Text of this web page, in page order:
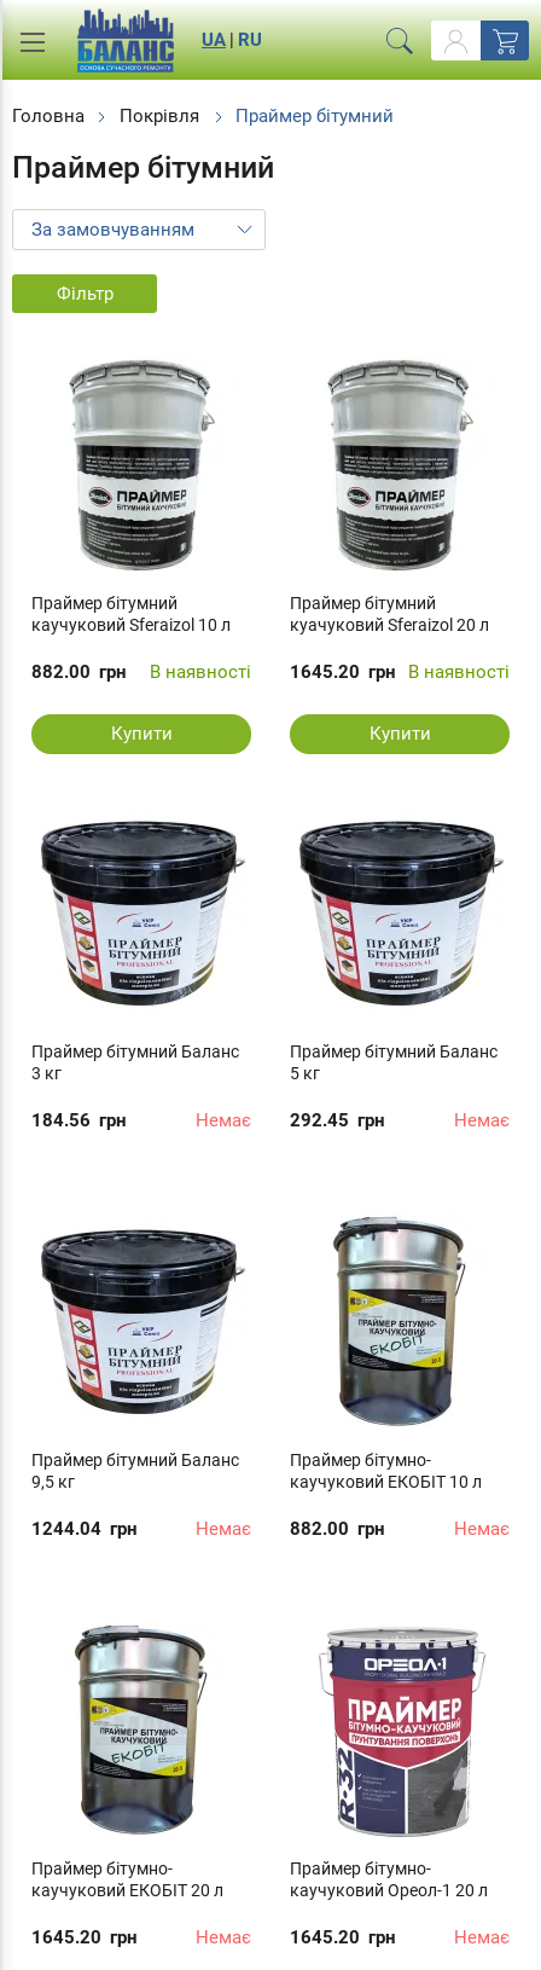
RU
|
UA
Головна Покрівля Праймер бітумний
Праймер бітумний
Фільтр
Праймер бітумний
каучуковий Sferaizol 10 л
882.00 грн В наявності
Купити
Праймер бітумний
куачуковий Sferaizol 20 л
1645.20 грн В наявності
Купити
Праймер бітумний Баланс
3 кг
184.56 грн Немає
Праймер бітумний Баланс
5 кг
292.45 грн Немає
Праймер бітумний Баланс
9,5 кг
1244.04 грн Немає
Праймер бітумно-
каучуковий ЕКОБІТ 10 л
882.00 грн Немає
Праймер бітумно-
каучуковий ЕКОБІТ 20 л
1645.20 грн Немає
Праймер бітумно-
каучуковий Ореол-1 20 л
1645.20 грн Немає